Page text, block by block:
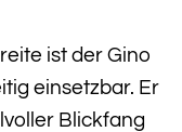
ist der Gino
einsetzbar. Er
Blickfang